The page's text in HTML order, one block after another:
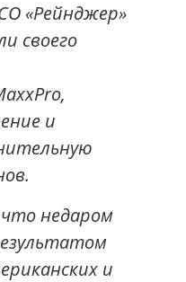
«Рейнджер»
своего
и
недаром
и